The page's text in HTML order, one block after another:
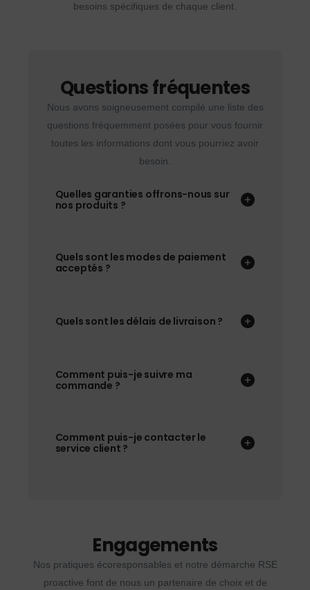
besoins spécifiques de chaque client.
Questions fréquentes
Nous avons soigneusement compilé une liste des
questions fréquemment posées pour vous fournir
toutes les informations dont vous pourriez avoir
besoin.
Quelles garanties offrons-nous sur
nos produits ?
Quels sont les modes de paiement
acceptés ?
Quels sont les délais de livraison ?
Comment puis-je suivre ma
commande ?
Comment puis-je contacter le
service client ?
Engagements
Nos pratiques écoresponsables et notre démarche RSE
proactive font de nous un partenaire de choix et de